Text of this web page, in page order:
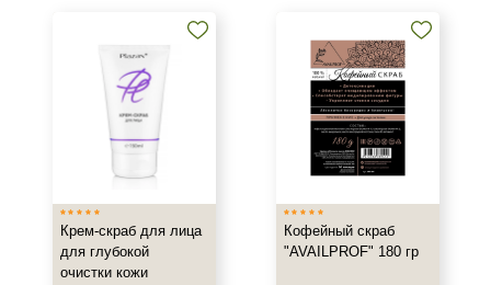
Россия
Тип товара
Крем-скраб для лица
для глубокой
очистки кожи
Кофейный скраб
"AVAILPROF" 180 гр